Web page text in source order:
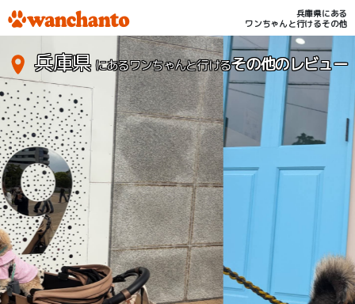
兵庫県にある
ワンちゃんと行けるその他
兵庫県にあるワンちゃんと行けるその他のレビュー